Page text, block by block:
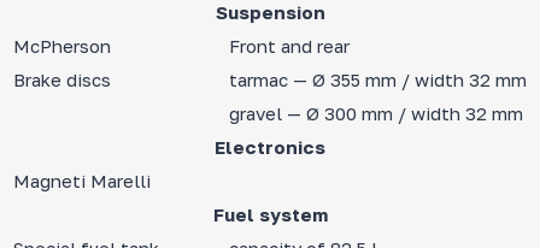
Suspension
McPherson
Front and rear
Brake discs
tarmac — Ø 355 mm / width 32 mm
gravel — Ø 300 mm / width 32 mm
Electronics
Magneti Marelli
Fuel system